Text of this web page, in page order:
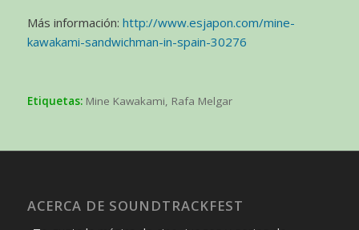
Más información: http://www.esjapon.com/mine-
kawakami-sandwichman-in-spain-30276
Etiquetas: Mine Kawakami Rafa Melgar
ACERCA DE SOUNDTRACKFEST